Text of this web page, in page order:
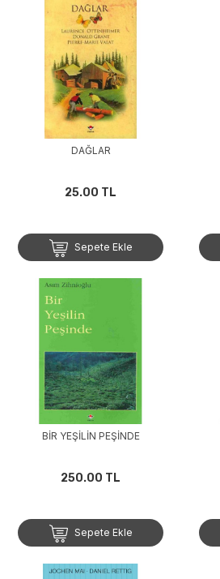
DAĞLAR
25.00 TL
Sepete Ekle
BİR YEŞİLİN PEŞİNDE
250.00 TL
Sepete Ekle